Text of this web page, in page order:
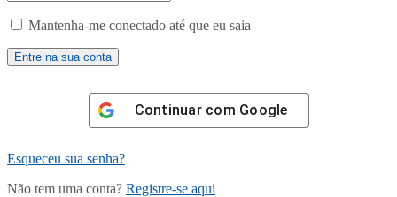
Mantenha-me conectado até que eu saia
Continuar com Google
Esqueceu sua senha?
Não tem uma conta? Registre-se aqui